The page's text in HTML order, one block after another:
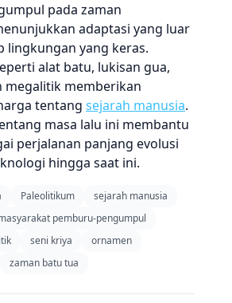
pada zaman
adaptasi yang luar
lingkungan yang keras.
alat batu, lukisan gua,
megalitik memberikan
tentang sejarah manusia.
masa lalu ini membantu
perjalanan panjang evolusi
hingga saat ini.
Paleolitikum
sejarah manusia
pemburu-pengumpul
seni kriya
ornamen
zaman batu tua